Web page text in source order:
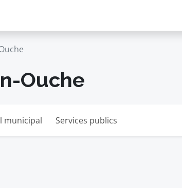
Ouche
municipal Services publics